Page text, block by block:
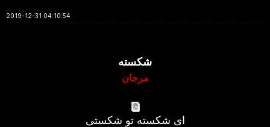
2019-12-31 04:10:54
شکسته
مرجان
ای شکسته تو شکستی